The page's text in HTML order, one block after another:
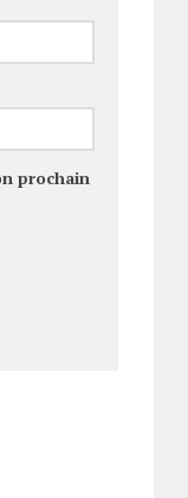
prochain